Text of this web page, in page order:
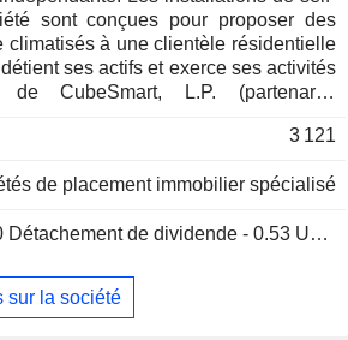
sont conçues pour proposer des
climatisés à une clientèle résidentielle
ses actifs et exerce ses activités
de CubeSmart, L.P. (partenariat
à usage exclusif, sur une base
pour les véhicules et les
et commerciaux, avec des
l’accès à de gros camions. Ses clients
cubes de stockage pendant les
3 121
de placement immobilier spécialisé
Détachement de dividende - 0.53 USD
sur la société